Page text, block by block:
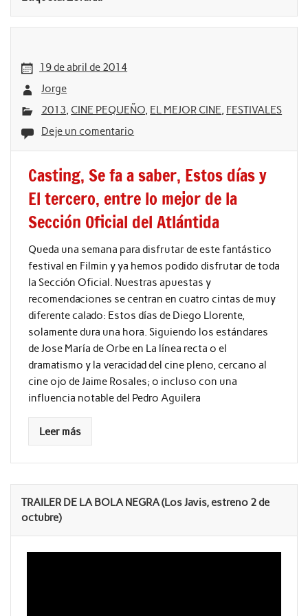
19 de abril de 2014
Jorge
2013, CINE PEQUEÑO, EL MEJOR CINE, FESTIVALES
Deje un comentario
Casting, Se fa a saber, Estos días y
El tercero, entre lo mejor de la
Sección Oficial del Atlántida
Queda una semana para disfrutar de este fantástico
festival en Filmin y ya hemos podido disfrutar de toda
la Sección Oficial. Nuestras apuestas y
recomendaciones se centran en cuatro cintas de muy
diferente calado: Estos días de Diego Llorente,
solamente dura una hora. Siguiendo los estándares
de Jose María de Orbe en La línea recta o el
dramatismo y la veracidad del cine pleno, cercano al
cine ojo de Jaime Rosales; o incluso con una
influencia notable del Pedro Aguilera
Leer más
TRAILER DE LA BOLA NEGRA (Los Javis, estreno 2 de
octubre)
Reproductor